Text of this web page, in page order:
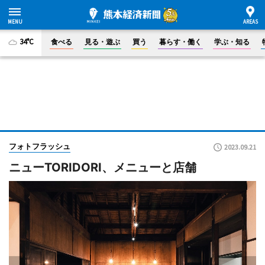
34°C 食べる 見る・遊ぶ 買う 暮らす・働く 学ぶ・知る
フォトフラッシュ 2023.09.21
ニューTORIDORI、メニューと店舗